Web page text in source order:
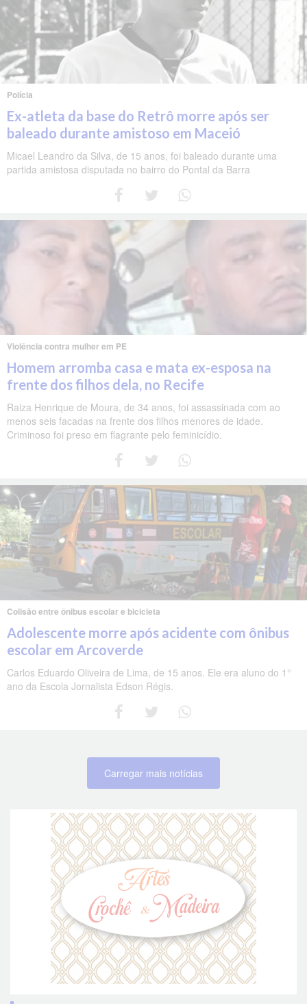
Polícia
Ex-atleta da base do Retrô morre após ser
baleado durante amistoso em Maceió
Micael Leandro da Silva, de 15 anos, foi baleado durante uma
partida amistosa disputada no bairro do Pontal da Barra
Violência contra mulher em PE
Homem arromba casa e mata ex-esposa na
frente dos filhos dela, no Recife
Raiza Henrique de Moura, de 34 anos, foi assassinada com ao
menos seis facadas na frente dos filhos menores de idade.
Criminoso foi preso em flagrante pelo feminicídio.
Colisão entre ônibus escolar e bicicleta
Adolescente morre após acidente com ônibus
escolar em Arcoverde
Carlos Eduardo Oliveira de Lima, de 15 anos. Ele era aluno do 1°
ano da Escola Jornalista Edson Régis.
Carregar mais notícias